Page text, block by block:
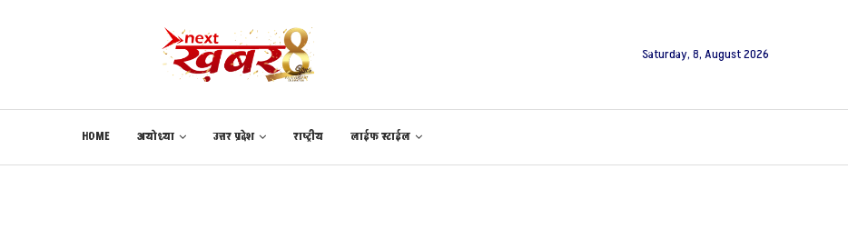
Saturday, 8, August 2026
HOME अयोध्या उत्तर प्रदेश राष्ट्रीय लाईफ स्टाईल